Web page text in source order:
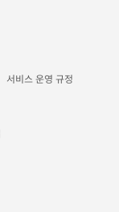
서비스 운영 규정